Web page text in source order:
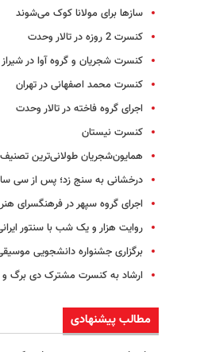
سازها برای مولانا کوک می‌شوند
کنسرت 2 روزه در تالار وحدت
کنسرت شجریان و گروه آوا در شیراز
کنسرت محمد اصفهانی در تهران
اجرای گروه فاخته در تالار وحدت
کنسرت نیستان
همایون‌‌شجریان طولانی‌ترین تصنیف
درخشانی به سنج زد؛ پس از سی
اجرای گروه سپهر در فرهنگسرای هنر
روایت هزار و یک شب با سنتور
برگزاری جشنواره دانشجویی
ارشاد به کنسرت مشترک دی برگ و
مطالب پیشنهادی